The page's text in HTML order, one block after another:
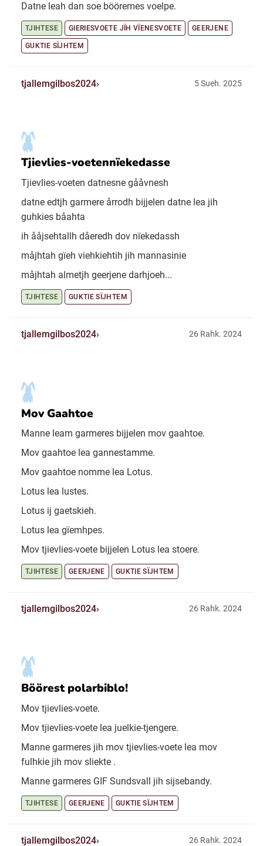
Datne leah dan soe bööremes voelpe.
TJIHTESE GIERIESVOETE JÏH VÏENESVOETE GEERJENE
GUKTIE SÏJHTEM
tjallemgilbos2024 5 Sueh. 2025
Tjievlies-voetennïekedasse
Tjievlies-voeten datnesne gååvnesh
datne edtjh garmere årrodh bijjelen datne lea jih
guhkies båahta
ih ååjsehtallh dåeredh dov nïekedassh
måjhtah gïeh viehkiehtih jih mannasinie
måjhtah almetjh geerjene darhjoeh...
TJIHTESE GUKTIE SÏJHTEM
tjallemgilbos2024 26 Rahk. 2024
Mov Gaahtoe
Manne leam garmeres bijjelen mov gaahtoe.
Mov gaahtoe lea gannestamme.
Mov gaahtoe nomme lea Lotus.
Lotus lea lustes.
Lotus ij gaetskieh.
Lotus lea gïemhpes.
Mov tjievlies-voete bijjelen Lotus lea stoere.
TJIHTESE GEERJENE GUKTIE SÏJHTEM
tjallemgilbos2024 26 Rahk. 2024
Böörest polarbiblo!
Mov tjievlies-voete.
Mov tjievlies-voete lea juelkie-tjengere.
Manne garmeres jih mov tjievlies-voete lea mov
fulhkie jih mov sliekte .
Manne garmeres GIF Sundsvall jih sijsebandy.
TJIHTESE GEERJENE GUKTIE SÏJHTEM
tjallemgilbos2024 26 Rahk. 2024